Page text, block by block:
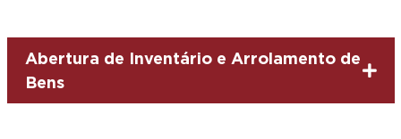
Abertura de Inventário e Arrolamento de
Bens